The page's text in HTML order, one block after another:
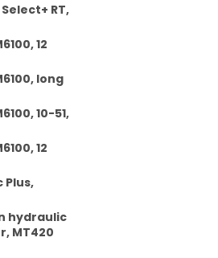
RT,
12
long
10-51,
12
Plus,
hydraulic
MT420